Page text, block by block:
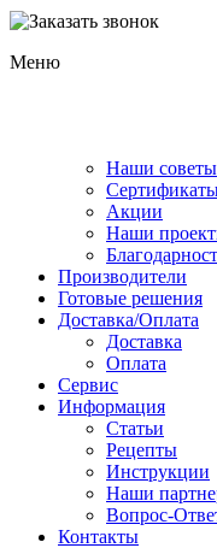
Меню
Наши советы
Акции
Наши
Производители
Готовые решения
Доставка/Оплата
Доставка
Оплата
Сервис
Информация
Статьи
Рецепты
Инструкции
Наши
Вопрос-
Контакты